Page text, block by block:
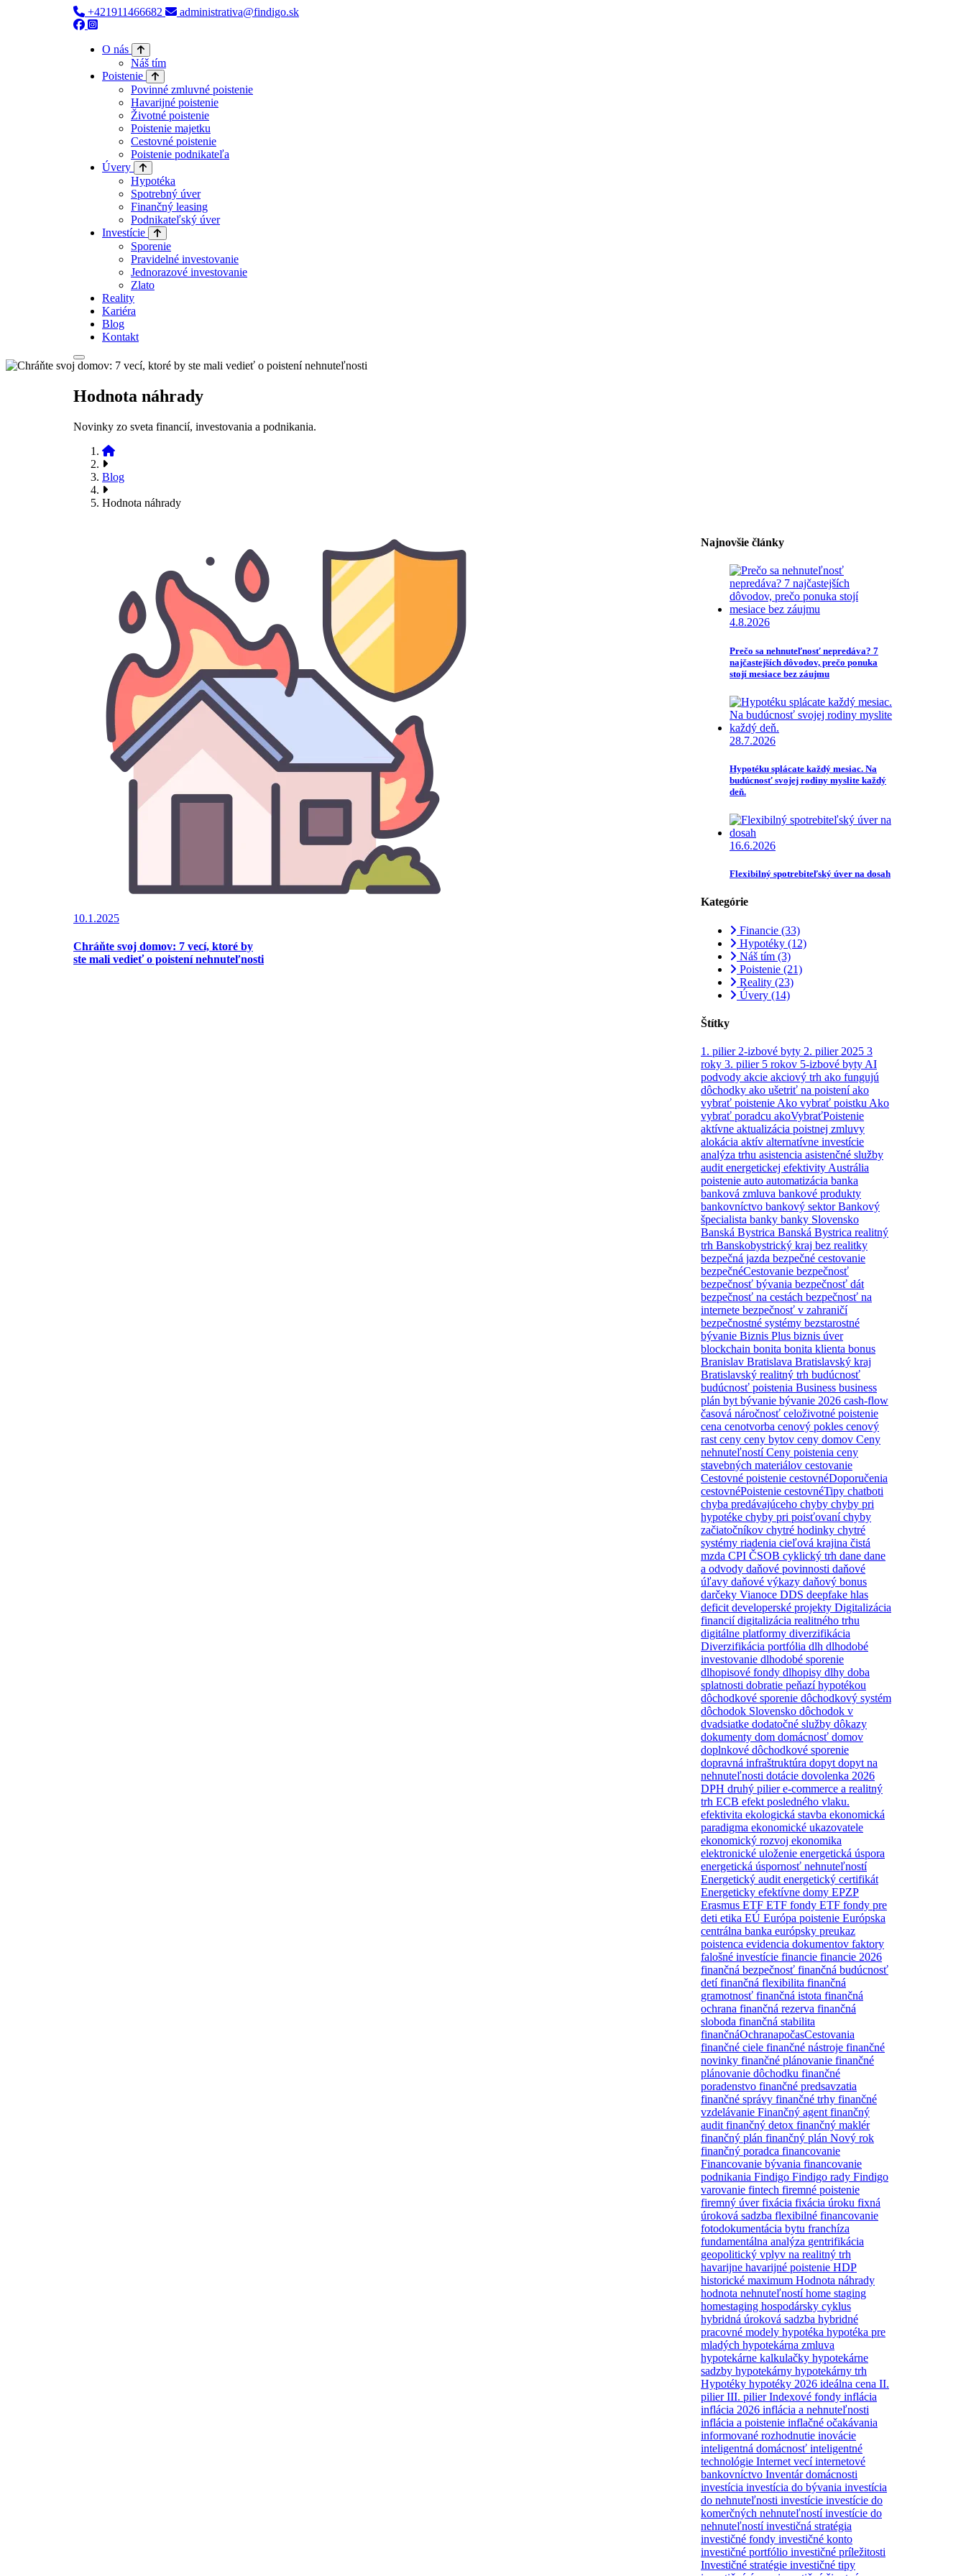
+421911466682 administrativa@findigo.sk
O nás
Náš tím
Poistenie
Povinné zmluvné poistenie
Havarijné poistenie
Životné poistenie
Poistenie majetku
Cestovné poistenie
Poistenie podnikateľa
Úvery
Hypotéka
Spotrebný úver
Finančný leasing
Podnikateľský úver
Investície
Sporenie
Pravidelné investovanie
Jednorazové investovanie
Zlato
Reality
Kariéra
Blog
Kontakt
Hodnota náhrady
Novinky zo sveta financií, investovania a podnikania.
Blog
Hodnota náhrady
10.1.2025
Chráňte svoj domov: 7 vecí, ktoré by
ste mali vedieť o poistení nehnuteľnosti
Najnovšie články
4.8.2026
Prečo sa nehnuteľnosť nepredáva? 7
najčastejších dôvodov, prečo ponuka
stojí mesiace bez záujmu
28.7.2026
Hypotéku splácate každý mesiac. Na
budúcnosť svojej rodiny myslite každý
deň.
16.6.2026
Flexibilný spotrebiteľský úver na dosah
Kategórie
Financie (33)
Hypotéky (12)
Náš tím (3)
Poistenie (21)
Reality (23)
Úvery (14)
Štítky
1. pilier 2-izbové byty 2. pilier 2025 3
roky 3. pilier 5 rokov 5-izbové byty AI
podvody akcie akciový trh ako fungujú
dôchodky ako ušetriť na poisteníako
vybrať poistenie Ako vybrať poistku Ako
vybrať poradcu akoVybraťPoistenie
aktívne aktualizácia poistnej zmluvy
alokácia aktív alternatívne investície
analýza trhu asistencia asistenčné služby
audit energetickej efektivity Austrália
poistenie auto automatizácia banka
banková zmluva bankové produkty
bankovníctvo bankový sektorBankový
špecialista banky banky Slovensko
Banská Bystrica Banská Bystrica realitný
trh Banskobystrický kraj bez realitky
bezpečná jazda bezpečné cestovanie
bezpečnéCestovanie bezpečnosť
bezpečnosť bývania bezpečnosť dát
bezpečnosť na cestách bezpečnosť na
internete bezpečnosť v zahraničí
bezpečnostné systémy bezstarostné
bývanie Biznis Plus biznis úver
blockchain bonita bonita klienta bonus
Branislav Bratislava Bratislavský kraj
Bratislavský realitný trh budúcnosť
budúcnosť poistenia Business business
plán byt bývanie bývanie 2026 cash-flow
časová náročnosť celoživotné poistenie
cena cenotvorba cenový pokles cenový
rast ceny ceny bytov ceny domov Ceny
nehnuteľnostíCeny poistenia ceny
stavebných materiálov cestovanie
Cestovné poistenie cestovnéDoporučenia
cestovnéPoistenie cestovnéTipy chatboti
chyba predávajúceho chyby chyby pri
hypotéke chyby pri poisťovaníchyby
začiatočníkov chytré hodinky chytré
systémy riadenia cieľová krajina čistá
mzda CPI ČSOB cyklický trh dane dane
a odvody daňové povinnosti daňové
úľavy daňové výkazy daňový bonus
darčeky Vianoce DDS deepfake hlas
deficit developerské projekty Digitalizácia
financiídigitalizácia realitného trhu
digitálne platformy diverzifikácia
Diverzifikácia portfólia dlh dlhodobé
investovanie dlhodobé sporenie
dlhopisové fondy dlhopisy dlhy doba
splatnosti dobratie peňazí hypotékou
dôchodkové sporenie dôchodkový systém
dôchodok Slovensko dôchodok v
dvadsiatke dodatočné služby dôkazy
dokumenty dom domácnosť domov
doplnkové dôchodkové sporenie
dopravná infraštruktúra dopyt dopyt na
nehnuteľnosti dotácie dovolenka 2026
DPH druhý piliere-commerce a realitný
trh ECB efekt posledného vlaku.
efektivita ekologická stavba ekonomická
paradigma ekonomické ukazovatele
ekonomický rozvoj ekonomika
elektronické uloženie energetická úspora
energetická úspornosť nehnuteľností
Energetický audit energetický certifikát
Energeticky efektívne domy EPZP
Erasmus ETF ETF fondy ETF fondy pre
deti etika EÚ Európa poistenie Európska
centrálna banka európsky preukaz
poistenca evidencia dokumentov faktory
falošné investície financie financie 2026
finančná bezpečnosť finančná budúcnosť
detífinančná flexibilita finančná
gramotnosť finančná istota finančná
ochrana finančná rezerva finančná
sloboda finančná stabilita
finančnáOchranapočasCestovania
finančné ciele finančné nástroje finančné
novinky finančné plánovanie finančné
plánovanie dôchodku finančné
poradenstvo finančné predsavzatia
finančné správy finančné trhy finančné
vzdelávanie Finančný agent finančný
audit finančný detox finančný maklér
finančný plán finančný plán Nový rok
finančný poradca financovanie
Financovanie bývania financovanie
podnikania Findigo Findigo rady Findigo
varovanie fintech firemné poistenie
firemný úverfixácia fixácia úroku fixná
úroková sadzba flexibilné financovanie
fotodokumentácia bytu franchíza
fundamentálna analýza gentrifikácia
geopolitický vplyv na realitný trh
havarijne havarijné poistenie HDP
historické maximum Hodnota náhrady
hodnota nehnuteľnostíhome staging
homestaging hospodársky cyklus
hybridná úroková sadzba hybridné
pracovné modely hypotéka hypotéka pre
mladých hypotekárna zmluva
hypotekárne kalkulačky hypotekárne
sadzby hypotekárny hypotekárny trh
Hypotéky hypotéky 2026 ideálna cena II.
pilierIII. pilierIndexové fondy inflácia
inflácia 2026 inflácia a nehnuteľnosti
inflácia a poistenie inflačné očakávania
informované rozhodnutie inovácie
inteligentná domácnosť inteligentné
technológie Internet vecíinternetové
bankovníctvo Inventár domácnosti
investícia investícia do bývania investícia
do nehnuteľnosti investície investície do
komerčných nehnuteľnostíinvestície do
nehnuteľnostíinvestičná stratégia
investičné fondy investičné konto
investičné portfólio investičné príležitosti
Investičné stratégie investičné tipy